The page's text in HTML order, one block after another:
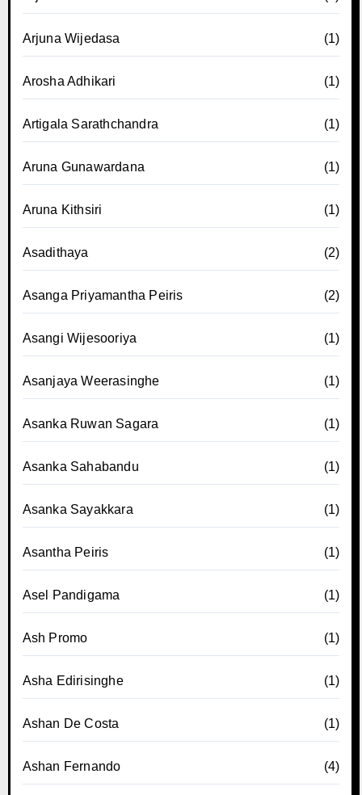
Arjuna Wijedasa (1)
Arosha Adhikari (1)
Artigala Sarathchandra (1)
Aruna Gunawardana (1)
Aruna Kithsiri (1)
Asadithaya (2)
Asanga Priyamantha Peiris (2)
Asangi Wijesooriya (1)
Asanjaya Weerasinghe (1)
Asanka Ruwan Sagara (1)
Asanka Sahabandu (1)
Asanka Sayakkara (1)
Asantha Peiris (1)
Asel Pandigama (1)
Ash Promo (1)
Asha Edirisinghe (1)
Ashan De Costa (1)
Ashan Fernando (4)